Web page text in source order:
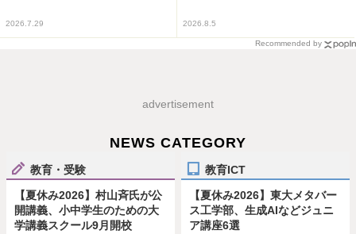
2026.7.29 2026.8.5
Recommended by
advertisement
NEWS CATEGORY
教育・受験
【夏休み2026】村山斉氏が公
開講義、小中学生のための大
学講義スクール9月開校
教育ICT
【夏休み2026】東大メタバー
ス工学部、生成AIなどジュニ
ア講座6選